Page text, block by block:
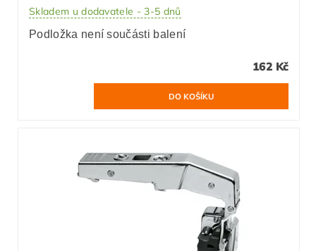
Skladem u dodavatele - 3-5 dnů
Podložka není součásti balení
162 Kč